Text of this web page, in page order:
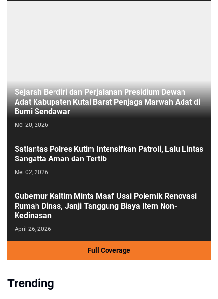
Sejarah Berdiri dan Perjalanan Presidium Dewan
Adat Kabupaten Kutai Barat Penjaga Marwah Adat di
Bumi Sendawar
Mei 20, 2026
Satlantas Polres Kutim Intensifkan Patroli, Lalu Lintas
Sangatta Aman dan Tertib
Mei 02, 2026
Gubernur Kaltim Minta Maaf Usai Polemik Renovasi
Rumah Dinas, Janji Tanggung Biaya Item Non-
Kedinasan
April 26, 2026
Full Coverage
Trending